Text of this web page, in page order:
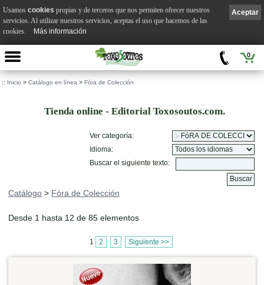
0
:: Inicio > Catálogo en línea > Fóra de Colección
Tienda online - Editorial Toxosoutos.com.
Ver categoría:
Idioma:
Buscar el siguiente texto:
Catálogo > Fóra de Colección
Desde 1 hasta 12 de 85 elementos
1 2 3 Siguiente >>
Aceptar
Usamos cookies propias y de terceros que nos permiten ofrecer nuestros
servicios. Al utilizar nuestros servicios, aceptas el uso que hacemos de las
cookies.
Más información